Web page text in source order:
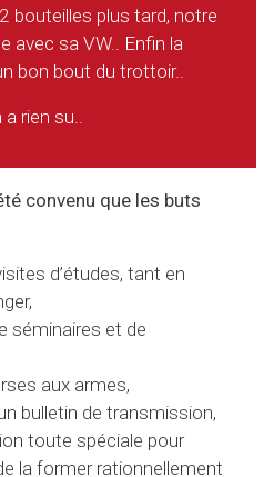
bouteilles plus tard, notre
avec sa VW.. Enfin la
bon bout du trottoir..
rien su..
convenu que les buts
d’études, tant en
séminaires et de
aux armes,
bulletin de transmission,
toute spéciale pour
la former rationnellement